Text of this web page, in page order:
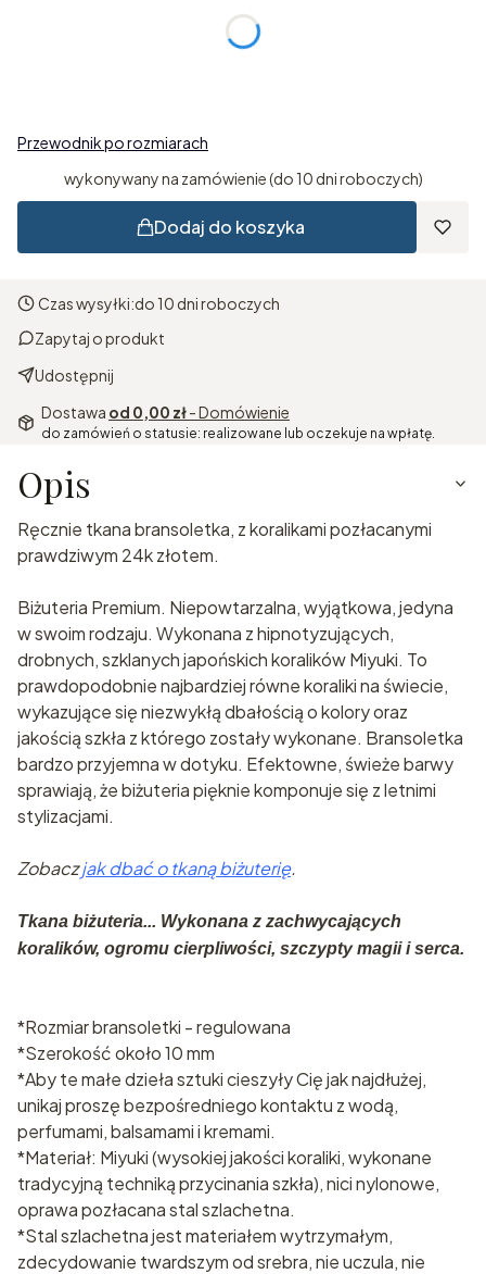
rzeczywisty obwód nadgarstka
Przewodnik po rozmiarach
wykonywany na zamówienie (do 10 dni roboczych)
Dodaj do koszyka
Czas wysyłki:do 10 dni roboczych
Zapytaj o produkt
Udostępnij
Dostawa od 0,00 zł- Domówienie
do zamówień o statusie: realizowane lub oczekuje na wpłatę.
Opis
Ręcznie tkana bransoletka, z koralikami pozłacanymi
prawdziwym 24k złotem.
Biżuteria Premium. Niepowtarzalna, wyjątkowa, jedyna
w swoim rodzaju. Wykonana z hipnotyzujących,
drobnych, szklanych japońskich koralików Miyuki. To
prawdopodobnie najbardziej równe koraliki na świecie,
wykazujące się niezwykłą dbałością o kolory oraz
jakością szkła z którego zostały wykonane. Bransoletka
bardzo przyjemna w dotyku. Efektowne, świeże barwy
sprawiają, że biżuteria pięknie komponuje się z letnimi
stylizacjami.
Zobaczjak dbać o tkaną biżuterię.
Tkana biżuteria... Wykonana z zachwycających
koralików, ogromu cierpliwości, szczypty magii i serca.
*Rozmiar bransoletki - regulowana
*Szerokość około 10 mm
*Aby te małe dzieła sztuki cieszyły Cię jak najdłużej,
unikaj proszę bezpośredniego kontaktu z wodą,
perfumami, balsamami i kremami.
*Materiał: Miyuki (wysokiej jakości koraliki, wykonane
tradycyjną techniką przycinania szkła), nici nylonowe,
oprawa pozłacana stal szlachetna.
*Stal szlachetna jest materiałem wytrzymałym,
zdecydowanie twardszym od srebra, nie uczula, nie